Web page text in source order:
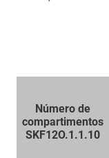
Número de
compartimentos
SKF12O.1.1.10